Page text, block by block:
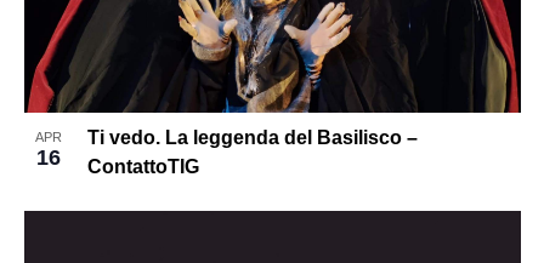
APR
16
Ti vedo. La leggenda del Basilisco –
ContattoTIG